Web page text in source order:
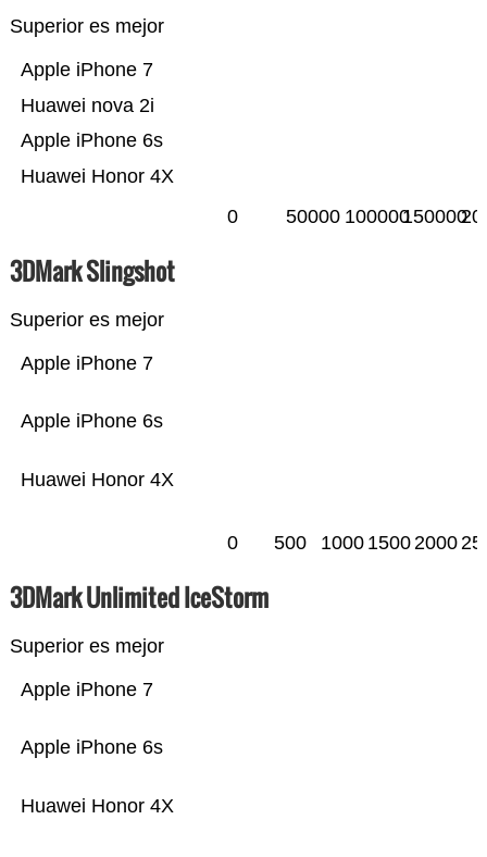
Superior es mejor
Huawei Honor 4X
Apple iPhone 6s
Huawei nova 2i
Apple iPhone 7
0 50000 100000150000
3DMark Slingshot
Superior es mejor
Huawei Honor 4X
Apple iPhone 6s
Apple iPhone 7
0 500 1000 15002000
3DMark Unlimited IceStorm
Superior es mejor
Huawei Honor 4X
Apple iPhone 6s
Apple iPhone 7